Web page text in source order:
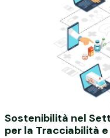
Sostenibilità nel
per la Tracciabilità